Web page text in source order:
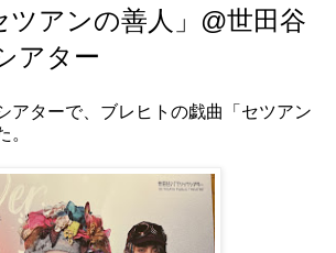
ツアンの善人」@世田谷
アター
アターで、ブレヒトの戯曲「セツアン
。